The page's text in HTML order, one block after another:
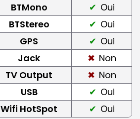
BTMono
Oui
BTStereo
Oui
GPS
Oui
Jack
Non
TV Output
Non
USB
Oui
Wifi HotSpot Oui